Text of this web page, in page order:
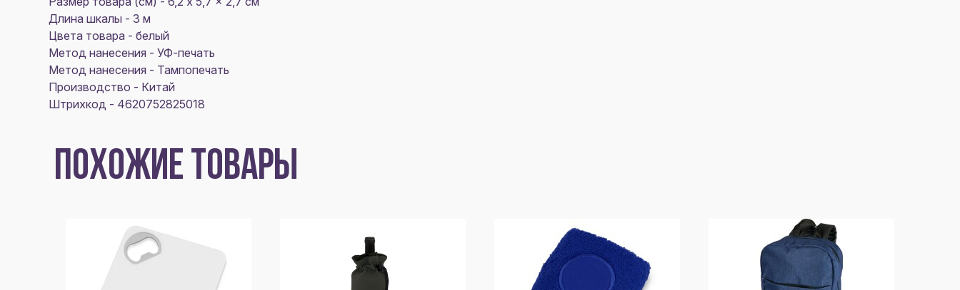
Длина шкалы - 3 м
Цвета товара - белый
Метод нанесения - УФ-печать
Метод нанесения - Тампопечать
Производство - Китай
Штрихкод - 4620752825018
ПОХОЖИЕ ТОВАРЫ